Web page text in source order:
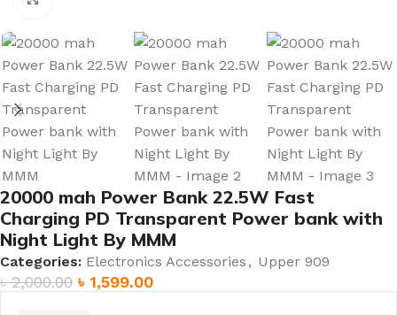
20000 mah Power Bank 22.5W Fast
Charging PD Transparent Power bank with
Night Light By MMM
Categories: Electronics Accessories , Upper 909
৳2,000.00 ৳ 1,599.00